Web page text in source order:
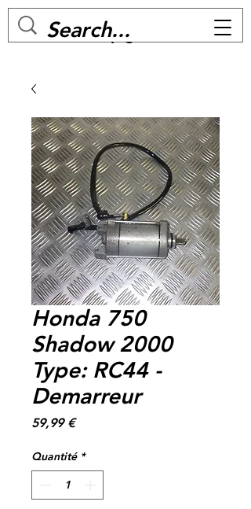
MC BIKE Perpignan
Honda 750
Shadow 2000
Type: RC44 -
Demarreur
59,99 €Prix
Quantité *